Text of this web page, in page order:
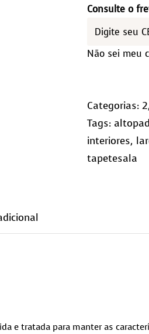
Consulte o
Não sei meu
Categorias:
Tags:
interiores,
tapetesala
e tratada para manter as